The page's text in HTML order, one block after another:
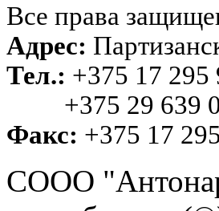
Все права
Адрес:
Тел.: +375 17 295
+375 29 639
Факс: +375 17
СООО